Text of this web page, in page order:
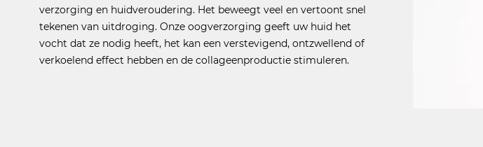
verzorging en huidveroudering. Het beweegt veel en vertoont snel
tekenen van uitdroging. Onze oogverzorging geeft uw huid het
vocht dat ze nodig heeft, het kan een verstevigend, ontzwellend of
verkoelend effect hebben en de collageenproductie stimuleren.